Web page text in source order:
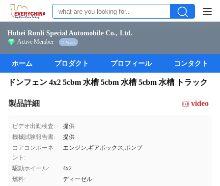
Hubei Runli Special Automobile Co., Ltd.
Active Member 2 Years
ホーム プロダクト プロフィール コンタクト
ドンフェン 4x2 5cbm 水槽 5cbm 水槽 5cbm 水槽 トラック
製品詳細 video
ビデオ出勤検査:
提供
機械試験報告書:
提供
コアコンポーネ
ント:
エンジン,ギアボックス,ポンプ
駆動ホイール:
4x2
燃料:
ディーゼル